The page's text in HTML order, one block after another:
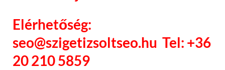
Elérhetőség:
seo@szigetizsoltseo.hu Tel: +36
20 210 5859